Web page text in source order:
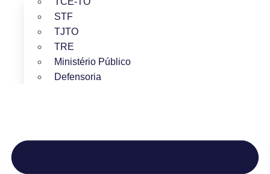
STF
TJTO
TRE
Ministério Público
Defensoria